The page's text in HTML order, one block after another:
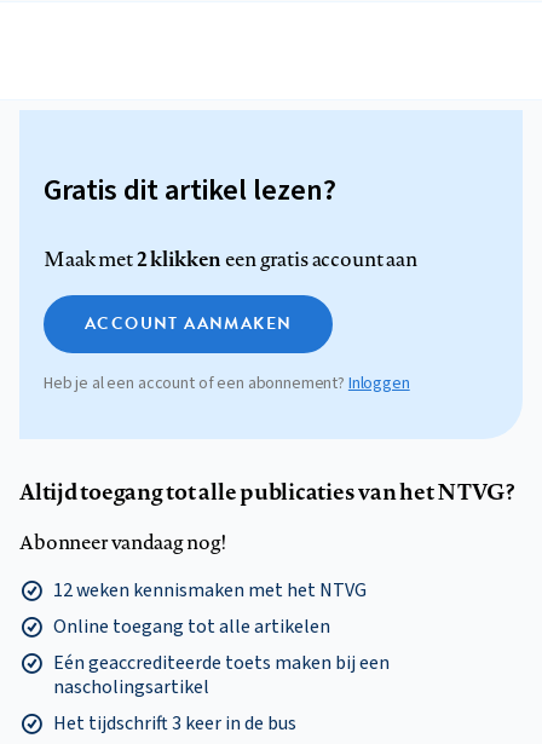
Gratis dit artikel lezen?
Maak met2 klikkeneen gratis account aan
ACCOUNT AANMAKEN
Heb je al een account of een abonnement? Inloggen
Altijd toegang tot alle publicaties van het NTVG?
Abonneer vandaag nog!
12 weken kennismaken met het NTVG
Online toegang tot alle artikelen
Eén geaccrediteerde toets maken bij een
nascholingsartikel
Het tijdschrift 3 keer in de bus